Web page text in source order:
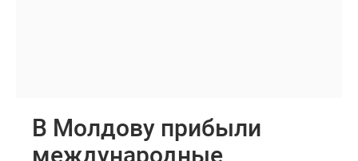
В Молдову прибыли
международные